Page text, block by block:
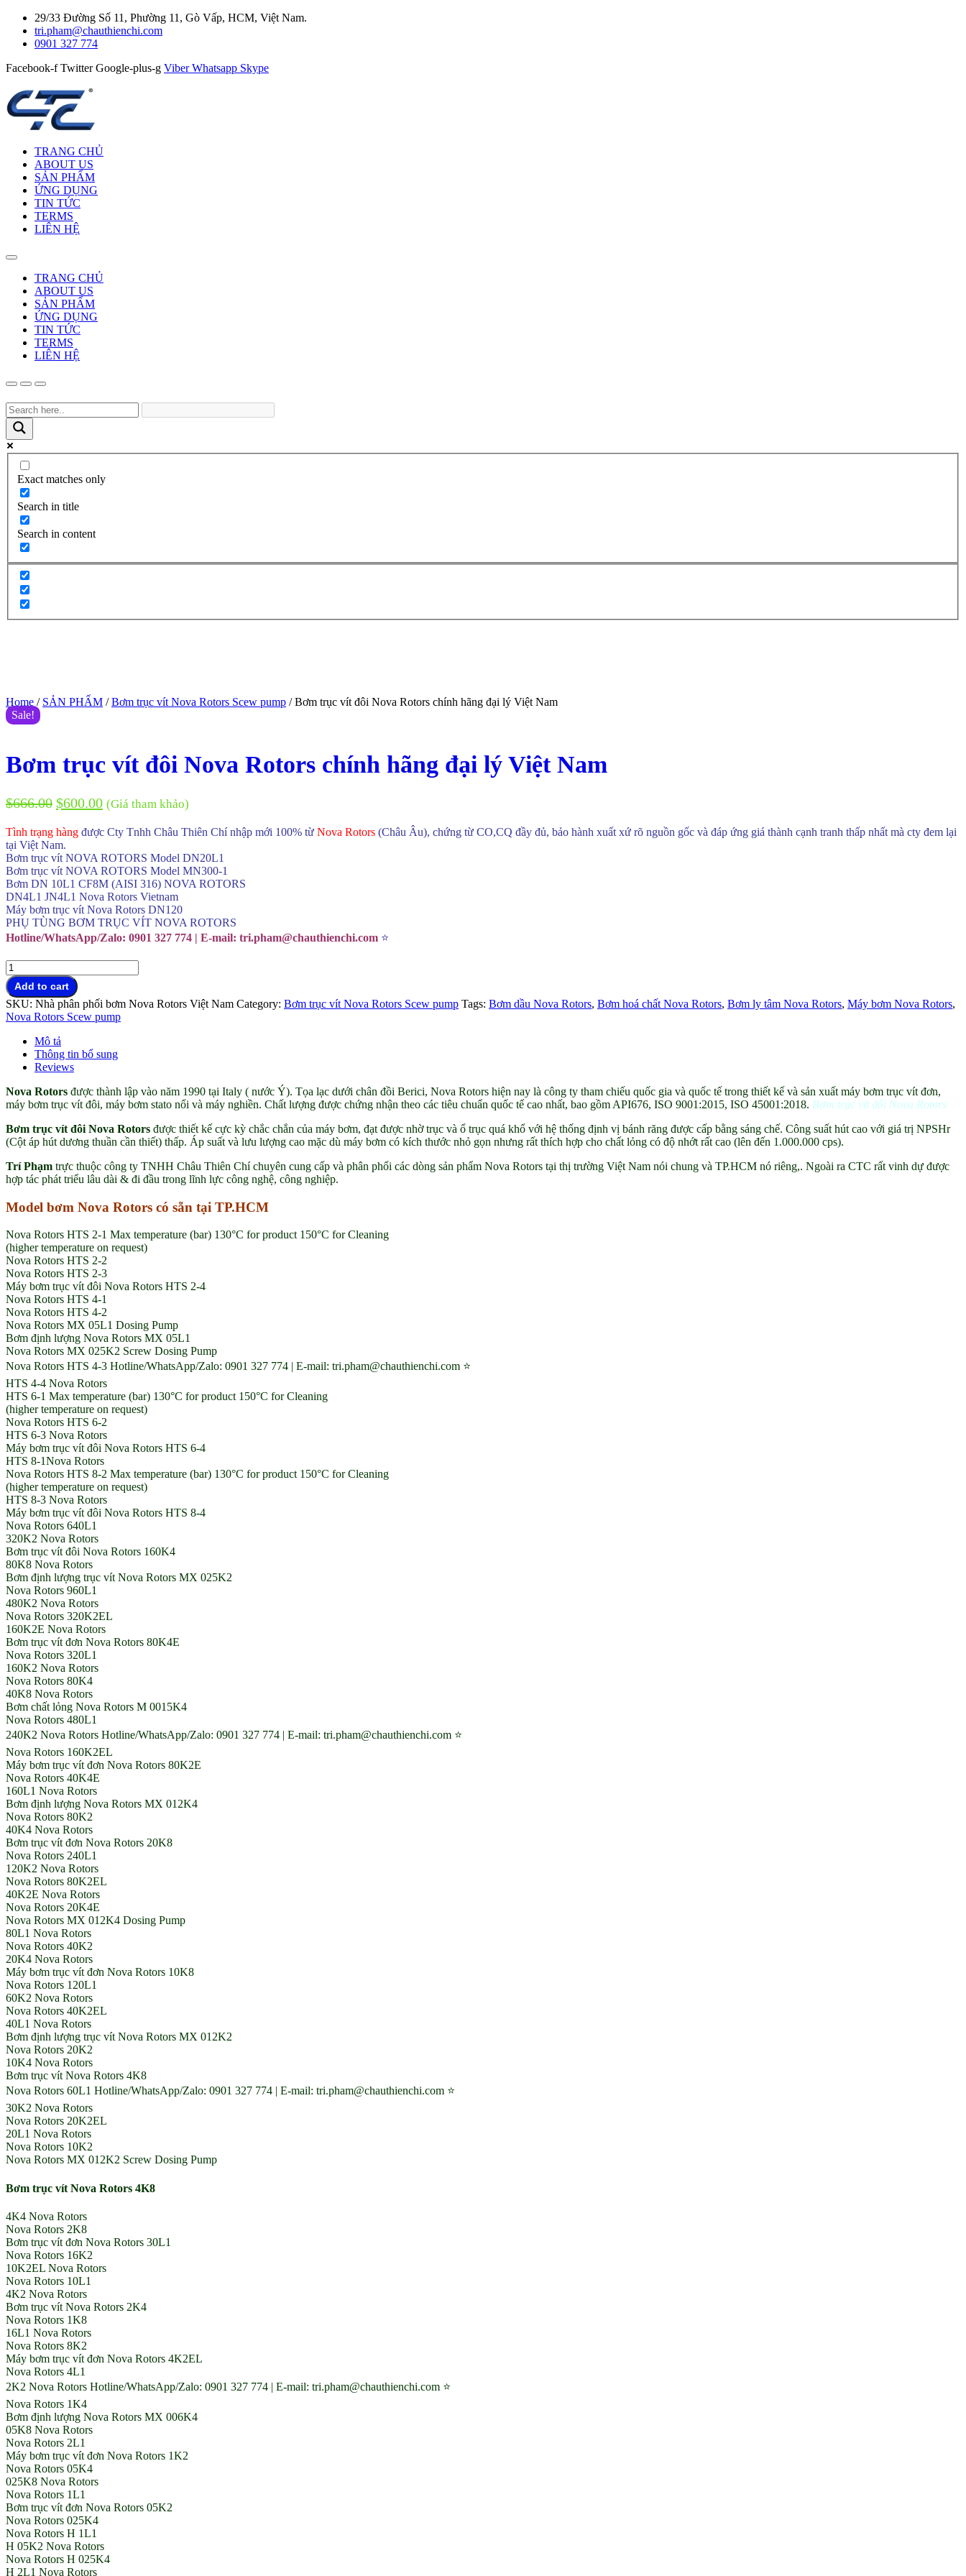
29/33 Đường Số 11, Phường 11, Gò Vấp, HCM, Việt Nam.
tri.pham@chauthienchi.com
0901 327 774
Facebook-f Twitter Google-plus-g Viber Whatsapp Skype
TRANG CHỦ
ABOUT US
SẢN PHẨM
ỨNG DỤNG
TIN TỨC
TERMS
LIÊN HỆ
TRANG CHỦ
ABOUT US
SẢN PHẨM
ỨNG DỤNG
TIN TỨC
TERMS
LIÊN HỆ
Exact matches only
Search in title
Search in content
Home / SẢN PHẨM /Bơm trục vít Nova Rotors Scew pump / Bơm trục vít đôi Nova Rotors chính hãng đại lý Việt Nam
Sale!
Bơm trục vít đôi Nova Rotors chính hãng đại lý Việt Nam
$666.00 $600.00 (Giá tham khảo)
Tình trạng hàng được Cty Tnhh Châu Thiên Chí nhập mới 100% từ Nova Rotors (Châu Âu), chứng từ CO,CQ đầy đủ, bảo hành xuất xứ rõ nguồn gốc và đáp ứng giá thành cạnh tranh thấp nhất mà cty đem lại
tại Việt Nam.
Bơm trục vít NOVA ROTORS Model DN20L1
Bơm trục vít NOVA ROTORS Model MN300-1
Bơm DN 10L1 CF8M (AISI 316) NOVA ROTORS
DN4L1 JN4L1 Nova Rotors Vietnam
Máy bơm trục vít Nova Rotors DN120
PHỤ TÙNG BƠM TRỤC VÍT NOVA ROTORS
Hotline/WhatsApp/Zalo: 0901 327 774 | E-mail: tri.pham@chauthienchi.com ⭐
Bơm
trục
vít
đôi
Nova
chính
hãng
Việt
Nam
Add to cart
SKU: Nhà phân phối bơm Nova Rotors Việt Nam Category: Bơm trục vít Nova Rotors Scew pump Tags: Bơm dầu Nova Rotors, Bơm hoá chất Nova Rotors, Bơm ly tâm Nova Rotors, Máy bơm Nova Rotors,
Nova Rotors Scew pump
Mô tả
Thông tin bổ sung
Reviews
Nova Rotors được thành lập vào năm 1990 tại Italy ( nước Ý). Tọa lạc dưới chân đồi Berici, Nova Rotors hiện nay là công ty tham chiếu quốc gia và quốc tế trong thiết kế và sản xuất máy bơm trục vít đơn,
máy bơm trục vít đôi, máy bơm stato nổi và máy nghiền. Chất lượng được chứng nhận theo các tiêu chuẩn quốc tế cao nhất, bao gồm API676, ISO 9001:2015, ISO 45001:2018. Bơm trục vít đôi Nova Rotors
Bơm trục vít đôi Nova Rotors được thiết kế cực kỳ chắc chắn của máy bơm, đạt được nhờ trục và ổ trục quá khổ với hệ thống định vị bánh răng được cấp bằng sáng chế. Công suất hút cao với giá trị NPSHr
(Cột áp hút dương thuần cần thiết) thấp. Áp suất và lưu lượng cao mặc dù máy bơm có kích thước nhỏ gọn nhưng rất thích hợp cho chất lỏng có độ nhớt rất cao (lên đến 1.000.000 cps).
Trí Phạm trực thuộc công ty TNHH Châu Thiên Chí chuyên cung cấp và phân phối các dòng sản phẩm Nova Rotors tại thị trường Việt Nam nói chung và TP.HCM nó riêng,. Ngoài ra CTC rất vinh dự được
hợp tác phát triểu lâu dài & đi đầu trong lĩnh lực công nghệ, công nghiệp.
Model bơm Nova Rotors có sẵn tại TP.HCM
Nova Rotors HTS 2-1 Max temperature (bar) 130°C for product 150°C for Cleaning
(higher temperature on request)
Nova Rotors HTS 2-2
Nova Rotors HTS 2-3
Máy bơm trục vít đôi Nova Rotors HTS 2-4
Nova Rotors HTS 4-1
Nova Rotors HTS 4-2
Nova Rotors MX 05L1 Dosing Pump
Bơm định lượng Nova Rotors MX 05L1
Nova Rotors MX 025K2 Screw Dosing Pump
Nova Rotors HTS 4-3 Hotline/WhatsApp/Zalo: 0901 327 774 | E-mail: tri.pham@chauthienchi.com ⭐
HTS 4-4 Nova Rotors
HTS 6-1 Max temperature (bar) 130°C for product 150°C for Cleaning
(higher temperature on request)
Nova Rotors HTS 6-2
HTS 6-3 Nova Rotors
Máy bơm trục vít đôi Nova Rotors HTS 6-4
HTS 8-1Nova Rotors
Nova Rotors HTS 8-2 Max temperature (bar) 130°C for product 150°C for Cleaning
(higher temperature on request)
HTS 8-3 Nova Rotors
Máy bơm trục vít đôi Nova Rotors HTS 8-4
Nova Rotors 640L1
320K2 Nova Rotors
Bơm trục vít đôi Nova Rotors 160K4
80K8 Nova Rotors
Bơm định lượng trục vít Nova Rotors MX 025K2
Nova Rotors 960L1
480K2 Nova Rotors
Nova Rotors 320K2EL
160K2E Nova Rotors
Bơm trục vít đơn Nova Rotors 80K4E
Nova Rotors 320L1
160K2 Nova Rotors
Nova Rotors 80K4
40K8 Nova Rotors
Bơm chất lỏng Nova Rotors M 0015K4
Nova Rotors 480L1
240K2 Nova Rotors Hotline/WhatsApp/Zalo: 0901 327 774 | E-mail: tri.pham@chauthienchi.com ⭐
Nova Rotors 160K2EL
Máy bơm trục vít đơn Nova Rotors 80K2E
Nova Rotors 40K4E
160L1 Nova Rotors
Bơm định lượng Nova Rotors MX 012K4
Nova Rotors 80K2
40K4 Nova Rotors
Bơm trục vít đơn Nova Rotors 20K8
Nova Rotors 240L1
120K2 Nova Rotors
Nova Rotors 80K2EL
40K2E Nova Rotors
Nova Rotors 20K4E
Nova Rotors MX 012K4 Dosing Pump
80L1 Nova Rotors
Nova Rotors 40K2
20K4 Nova Rotors
Máy bơm trục vít đơn Nova Rotors 10K8
Nova Rotors 120L1
60K2 Nova Rotors
Nova Rotors 40K2EL
40L1 Nova Rotors
Bơm định lượng trục vít Nova Rotors MX 012K2
Nova Rotors 20K2
10K4 Nova Rotors
Bơm trục vít Nova Rotors 4K8
Nova Rotors 60L1 Hotline/WhatsApp/Zalo: 0901 327 774 | E-mail: tri.pham@chauthienchi.com ⭐
30K2 Nova Rotors
Nova Rotors 20K2EL
20L1 Nova Rotors
Nova Rotors 10K2
Nova Rotors MX 012K2 Screw Dosing Pump
Bơm trục vít Nova Rotors 4K8
4K4 Nova Rotors
Nova Rotors 2K8
Bơm trục vít đơn Nova Rotors 30L1
Nova Rotors 16K2
10K2EL Nova Rotors
Nova Rotors 10L1
4K2 Nova Rotors
Bơm trục vít Nova Rotors 2K4
Nova Rotors 1K8
16L1 Nova Rotors
Nova Rotors 8K2
Máy bơm trục vít đơn Nova Rotors 4K2EL
Nova Rotors 4L1
2K2 Nova Rotors Hotline/WhatsApp/Zalo: 0901 327 774 | E-mail: tri.pham@chauthienchi.com ⭐
Nova Rotors 1K4
Bơm định lượng Nova Rotors MX 006K4
05K8 Nova Rotors
Nova Rotors 2L1
Máy bơm trục vít đơn Nova Rotors 1K2
Nova Rotors 05K4
025K8 Nova Rotors
Nova Rotors 1L1
Bơm trục vít đơn Nova Rotors 05K2
Nova Rotors 025K4
Nova Rotors H 1L1
H 05K2 Nova Rotors
Nova Rotors H 025K4
H 2L1 Nova Rotors